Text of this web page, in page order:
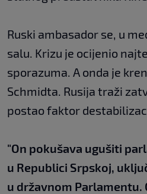
Ruski ambasador se, u
salu. Krizu je ocijenio
sporazuma. A onda je
Schmidta. Rusija traži
postao faktor
"On pokušava ugušiti
u Republici Srpskoj,
u državnom Parlamentu.